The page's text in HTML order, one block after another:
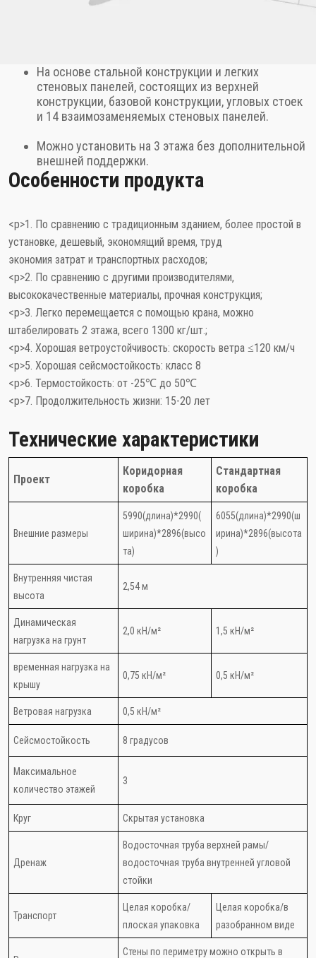
На основе стальной конструкции и легких
стеновых панелей, состоящих из верхней
конструкции, базовой конструкции, угловых стоек
и 14 взаимозаменяемых стеновых панелей.
Можно установить на 3 этажа без дополнительной
внешней поддержки.
Особенности продукта
<р>1. По сравнению с традиционным зданием, более простой в
установке, дешевый, экономящий время, труд
экономия затрат и транспортных расходов;
<р>2. По сравнению с другими производителями,
высококачественные материалы, прочная конструкция;
<р>3. Легко перемещается с помощью крана, можно
штабелировать 2 этажа, всего 1300 кг/шт.;
<р>4. Хорошая ветроустойчивость: скорость ветра ≤120 км/ч
<р>5. Хорошая сейсмостойкость: класс 8
<р>6. Термостойкость: от -25℃ до 50℃
<р>7. Продолжительность жизни: 15-20 лет
Технические характеристики
Проект
Коридорная
коробка
Стандартная
коробка
Внешние размеры
5990(длина)*2990(
ширина)*2896(высо
та)
6055(длина)*2990(ш
ирина)*2896(высота
)
Внутренняя чистая
высота
2,54 м
Динамическая
нагрузка на грунт
2,0 кН/м² 1,5 кН/м²
временная нагрузка на
крышу
0,75 кН/м² 0,5 кН/м²
Ветровая нагрузка 0,5 кН/м²
Сейсмостойкость 8 градусов
Максимальное
количество этажей
3
Круг Скрытая установка
Дренаж
Водосточная труба верхней рамы/
водосточная труба внутренней угловой
стойки
Транспорт
Целая коробка/
плоская упаковка
Целая коробка/в
разобранном виде
Стены по периметру можно открыть в